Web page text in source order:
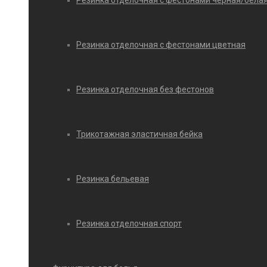
Резинка отделочная с фестонами цветная
Резинка отделочная без фестонов
Трикотажная эластичная бейка
Резинка бельевая
Резинка отделочная спорт